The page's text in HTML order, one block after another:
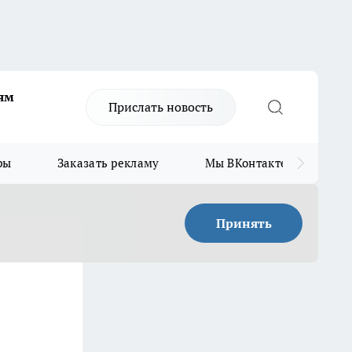
Прислать новость
Заказать рекламу Мы ВКонтакте
Принять